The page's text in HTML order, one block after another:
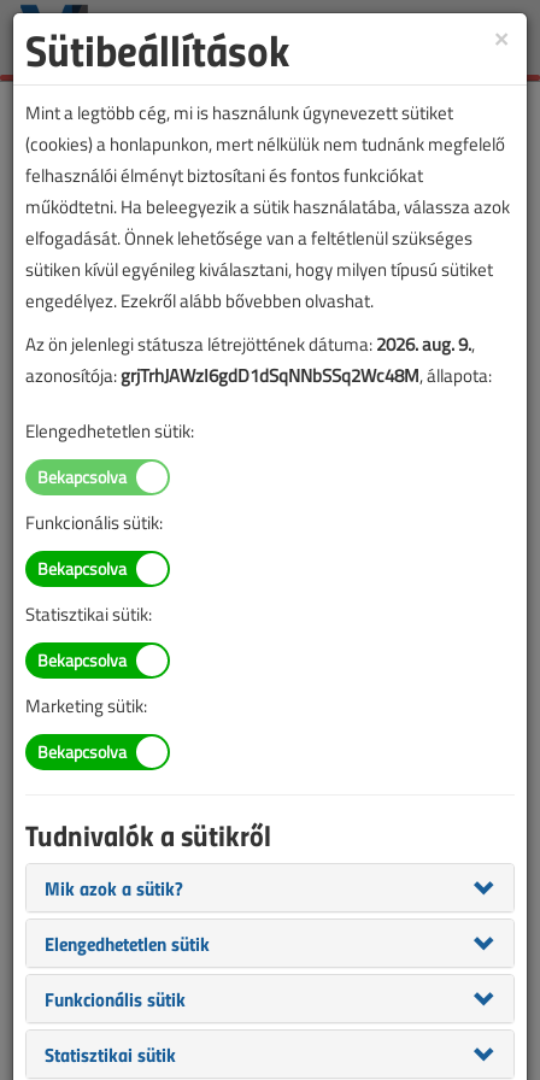
Toggle
Lapszám:
Szakmakörnyezet
Szokott ön szabványokat
vásárolni?
×
Sütibeállítások
Mint a legtöbb cég, mi is használunk úgynevezett sütiket
(cookies) a honlapunkon, mert nélkülük nem tudnánk megfelelő
felhasználói élményt biztosítani és fontos funkciókat
működtetni. Ha beleegyezik a sütik használatába, válassza azok
elfogadását. Önnek lehetősége van a feltétlenül szükséges
sütiken kívül egyénileg kiválasztani, hogy milyen típusú sütiket
engedélyez. Ezekről alább bővebben olvashat.
Az ön jelenlegi státusza létrejöttének dátuma:2026. aug. 9.,
azonosítója:grjTrhJAWzI6gdD1dSqNNbSSq2Wc48M, állapota:
Elengedhetetlen sütik:
Funkcionális sütik:
Statisztikai sütik:
Marketing sütik:
Tudnivalók a sütikről
Mik azok a sütik?
Elengedhetetlen sütik
Funkcionális sütik
Statisztikai sütik